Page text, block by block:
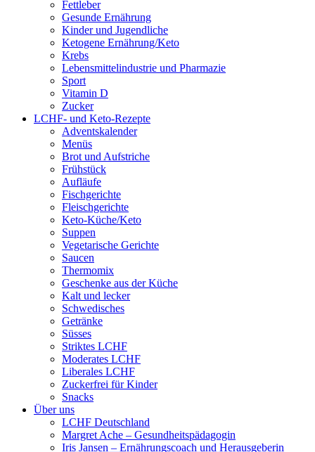
Fettleber
Gesunde Ernährung
Kinder und Jugendliche
Ketogene Ernährung/Keto
Krebs
Lebensmittelindustrie und Pharmazie
Sport
Vitamin D
Zucker
LCHF- und Keto-Rezepte
Adventskalender
Menüs
Brot und Aufstriche
Frühstück
Aufläufe
Fischgerichte
Fleischgerichte
Keto-Küche/Keto
Suppen
Vegetarische Gerichte
Saucen
Thermomix
Geschenke aus der Küche
Kalt und lecker
Schwedisches
Getränke
Süsses
Striktes LCHF
Moderates LCHF
Liberales LCHF
Zuckerfrei für Kinder
Snacks
Über uns
LCHF Deutschland
Margret Ache – Gesundheitspädagogin
Iris Jansen – Ernährungscoach und Herausgeberin